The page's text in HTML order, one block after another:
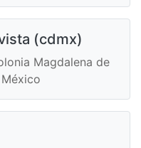
(cdmx)
Magdalena de